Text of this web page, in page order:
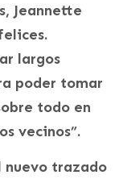
Jeannette
largos
poder tomar
todo en
vecinos”.
nuevo trazado